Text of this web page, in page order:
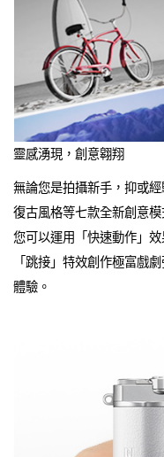
靈感湧現，創意翱翔
無論您是拍攝新手，抑或
復古風格等七款全新創意
您可以運用「快速動作」
「跳接」特效創作極富戲
體驗。